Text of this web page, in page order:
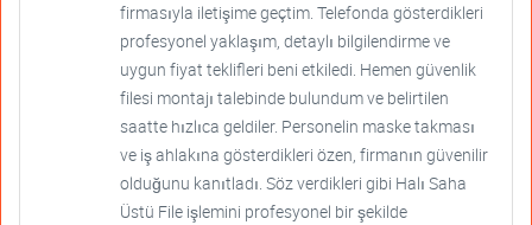
firmasıyla iletişime geçtim. Telefonda gösterdikleri
profesyonel yaklaşım, detaylı bilgilendirme ve
uygun fiyat teklifleri beni etkiledi. Hemen güvenlik
filesi montajı talebinde bulundum ve belirtilen
saatte hızlıca geldiler. Personelin maske takması
ve iş ahlakına gösterdikleri özen, firmanın güvenilir
olduğunu kanıtladı. Söz verdikleri gibi Halı Saha
Üstü File işlemini profesyonel bir şekilde